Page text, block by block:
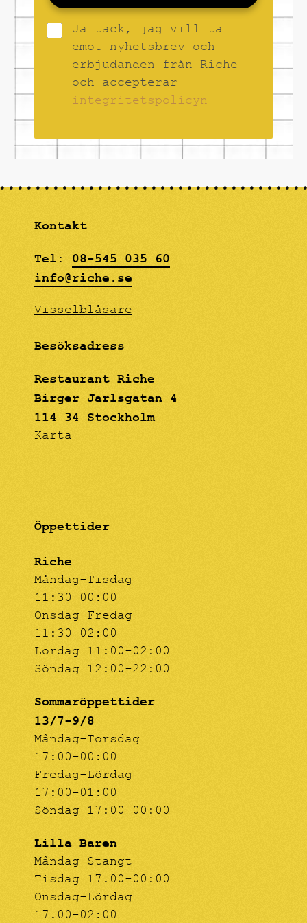
Ja tack, jag vill ta
emot nyhetsbrev och
erbjudanden från Riche
och accepterar
integritetspolicyn
Öppettider
Riche
Måndag-Tisdag
11:30-00:00
Onsdag-Fredag
11:30-02:00
Lördag 11:00-02:00
Söndag 12:00-22:00
Sommaröppettider
13/7-9/8
Måndag-Torsdag
17:00-00:00
Fredag-Lördag
17:00-01:00
Söndag 17:00-00:00
Lilla Baren
Måndag Stängt
Tisdag 17.00-00:00
Onsdag-Lördag
17.00-02:00
Kontakt
Tel: 08-545 035 60
info@riche.se
Visselblåsare
Besöksadress
Restaurant Riche
Birger Jarlsgatan 4
114 34 Stockholm
Karta